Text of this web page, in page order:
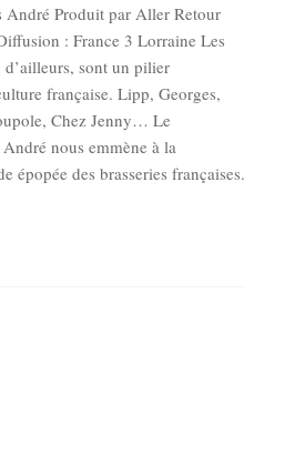
Produit par Aller Retour
: France 3 Lorraine Les
d’ailleurs, sont un pilier
française. Lipp, Georges,
Chez Jenny… Le
nous emmène à la
épopée des brasseries françaises.